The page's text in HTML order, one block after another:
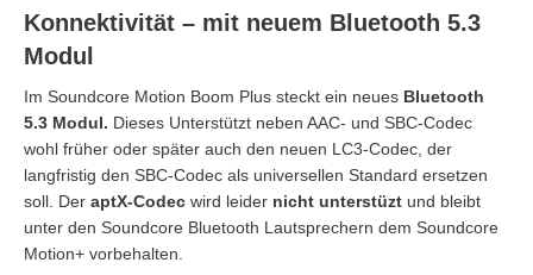
Konnektivität – mit neuem Bluetooth 5.3
Modul
Im Soundcore Motion Boom Plus steckt ein neues Bluetooth
5.3 Modul. Dieses Unterstützt neben AAC- und SBC-Codec
wohl früher oder später auch den neuen LC3-Codec, der
langfristig den SBC-Codec als universellen Standard ersetzen
soll. Der aptX-Codec wird leider nicht unterstüzt und bleibt
unter den Soundcore Bluetooth Lautsprechern dem Soundcore
Motion+ vorbehalten.